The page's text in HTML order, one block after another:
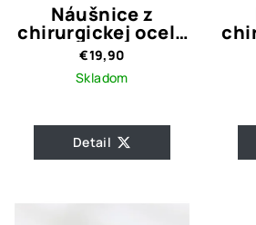
Náušnice z
chirurgickej ocele
Jamy
€19,90
Skladom
Detail